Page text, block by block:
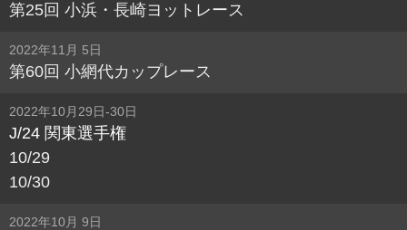
第25回 小浜・長崎ヨットレース
2022年11月 5日
第60回 小網代カップレース
2022年10月29日-30日
J/24 関東選手権
10/29
10/30
2022年10月 9日